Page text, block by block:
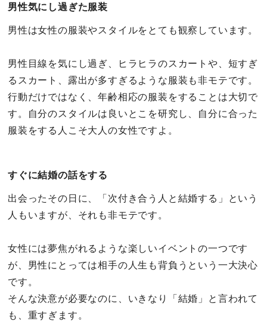
男性気にし過ぎた服装
男性は女性の服装やスタイルをとても観察しています。
男性目線を気にし過ぎ、ヒラヒラのスカートや、短すぎ
るスカート、露出が多すぎるような服装も非モテです。
行動だけではなく、年齢相応の服装をすることは大切で
す。自分のスタイルは良いとこを研究し、自分に合った
服装をする人こそ大人の女性ですよ。
すぐに結婚の話をする
出会ったその日に、「次付き合う人と結婚する」という
人もいますが、それも非モテです。
女性には夢焦がれるような楽しいイベントの一つです
が、男性にとっては相手の人生も背負うという一大決心
です。
そんな決意が必要なのに、いきなり「結婚」と言われて
も、重すぎます。